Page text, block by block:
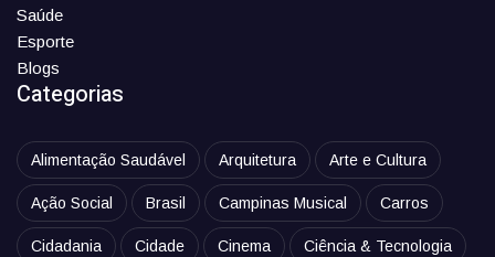
Saúde
Esporte
Blogs
Categorias
Alimentação Saudável Arquitetura Arte e Cultura
Ação Social Brasil Campinas Musical Carros
Cidadania Cidade Cinema Ciência & Tecnologia